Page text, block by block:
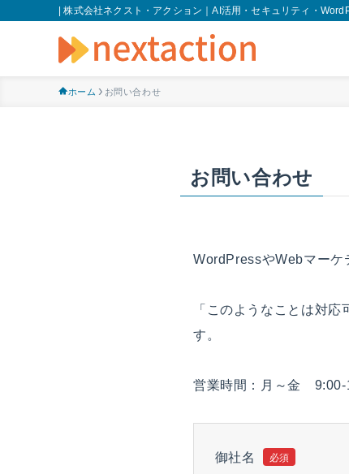
| 株式会社ネクスト・アクション｜AI活用・セキュリティ・
ホーム お問い合わせ
お問い合わせ
WordPressやWebマーケ
「このようなことは対
す。
営業時間：月～金 9:00-
御社名